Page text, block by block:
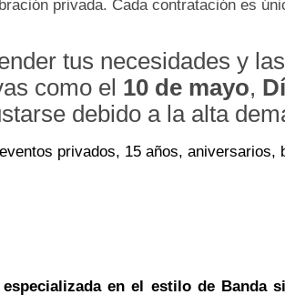
privada. Cada contratación es
tus necesidades y las
como el 10 de mayo,
debido a la alta
privados, 15 años, aniversarios,
en el estilo de Banda